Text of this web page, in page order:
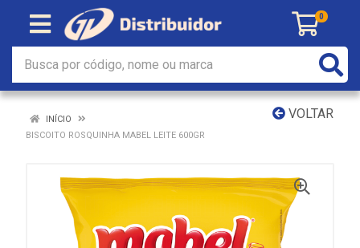
0
VOLTAR
INÍCIO
BISCOITO ROSQUINHA MABEL LEITE 600GR